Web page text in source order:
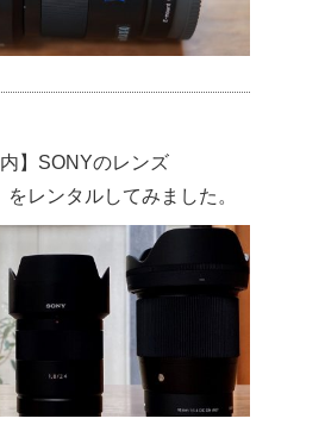
】SONYのレンズ
をレンタルしてみました。